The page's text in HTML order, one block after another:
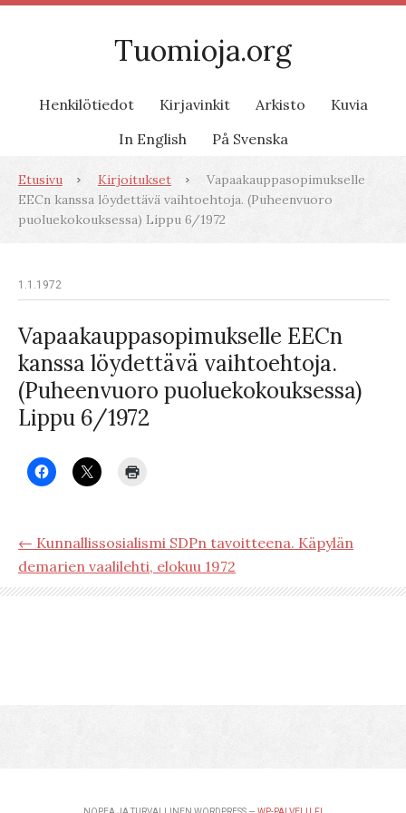
Tuomioja.org
Henkilötiedot Kirjavinkit Arkisto
Kuvia
In English
På Svenska
Etusivu Kirjoitukset
Vapaakauppasopimukselle
EECn kanssa löydettävä vaihtoehtoja. (Puheenvuoro
puoluekokouksessa) Lippu 6/1972
1.1.1972
Vapaakauppasopimukselle EECn
kanssa löydettävä vaihtoehtoja.
(Puheenvuoro puoluekokouksessa)
Lippu 6/1972
← Kunnallissosialismi SDPn tavoitteena. Käpylän
demarien vaalilehti, elokuu 1972